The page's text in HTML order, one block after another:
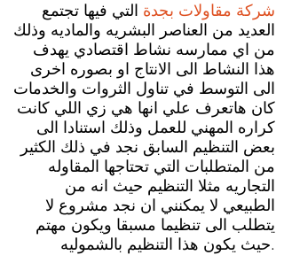
شركة مقاولات بجدة التي فيها تجتمع
العديد من العناصر البشريه والماديه وذلك
من اي ممارسه نشاط اقتصادي يهدف
هذا النشاط الى الانتاج او بصوره اخرى
الى التوسط في تناول الثروات والخدمات
كان هاتعرف علي انها هي زي اللي كانت
كراره المهني للعمل وذلك استنادا الى
بعض التنظيم السابق نجد في ذلك الكثير
من المتطلبات التي تحتاجها المقاوله
التجاريه مثلا التنظيم حيث انه من
الطبيعي لا يمكنني ان نجد مشروع لا
يتطلب الى تنظيما مسبقا ويكون مهتم
حيث يكون هذا التنظيم بالشموليه.